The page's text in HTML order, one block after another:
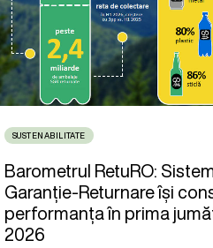
SUSTENABILITATE
Barometrul RetuRO:
Garanție-Returnare își
performanța în prima
2026